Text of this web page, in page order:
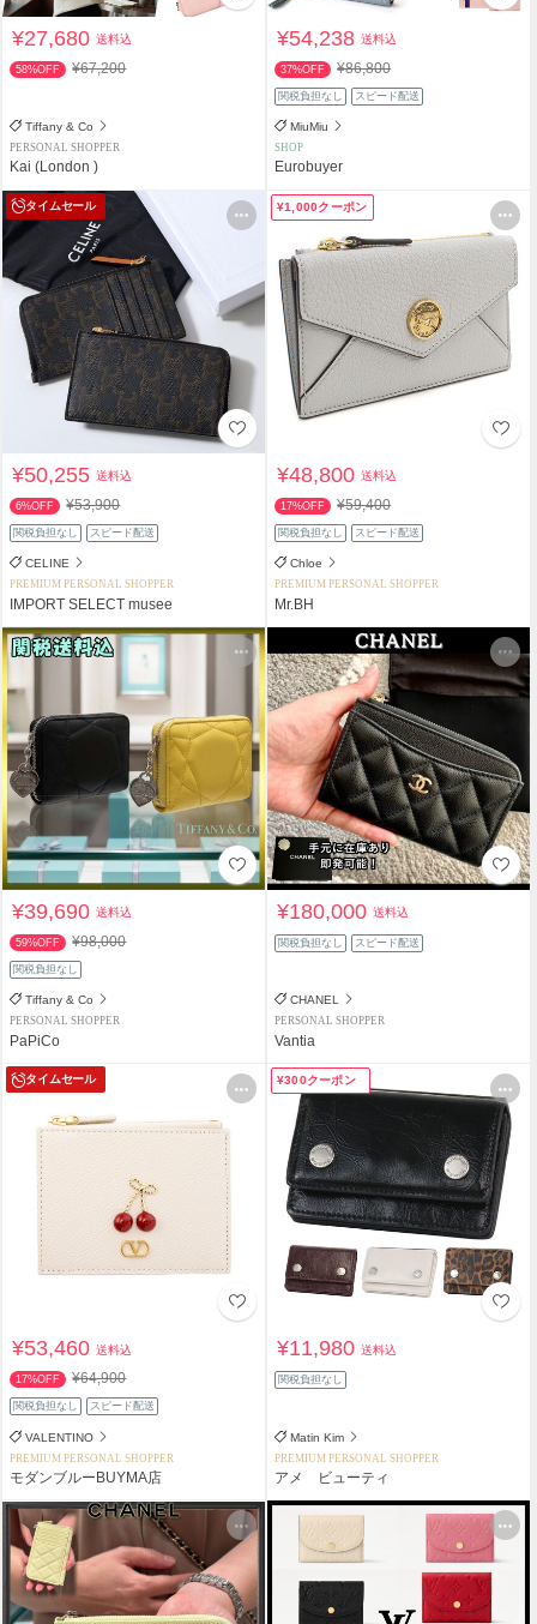
¥27,680送料込
58%OFF ¥67,200
Tiffany & Co
PERSONAL SHOPPER
Kai (London )
¥54,238送料込
37%OFF ¥86,800
関税負担なし スピード配送
MiuMiu
SHOP
Eurobuyer
タイムセール
¥50,255送料込
6%OFF ¥53,900
関税負担なし スピード配送
CELINE
PREMIUM PERSONAL SHOPPER
IMPORT SELECT musee
¥1,000クーポン
¥48,800送料込
17%OFF ¥59,400
関税負担なし スピード配送
Chloe
PREMIUM PERSONAL SHOPPER
Mr.BH
¥39,690送料込
59%OFF ¥98,000
関税負担なし
Tiffany & Co
PERSONAL SHOPPER
PaPiCo
¥180,000送料込
関税負担なし スピード配送
CHANEL
PERSONAL SHOPPER
Vantia
タイムセール
¥53,460送料込
17%OFF ¥64,900
関税負担なし スピード配送
VALENTINO
PREMIUM PERSONAL SHOPPER
モダンブルーBUYMA店
¥300クーポン
¥11,980送料込
関税負担なし
Matin Kim
PREMIUM PERSONAL SHOPPER
アメ ビューティ